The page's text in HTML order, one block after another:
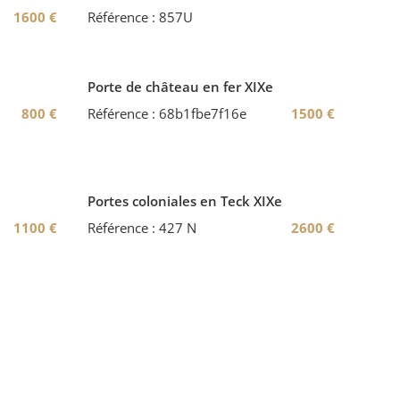
1600 € Référence : 857U
800 €
Porte de château en fer XIXe
Référence : 68b1fbe7f16e
1500 €
1100 €
Portes coloniales en Teck XIXe
Référence : 427 N
2600 €